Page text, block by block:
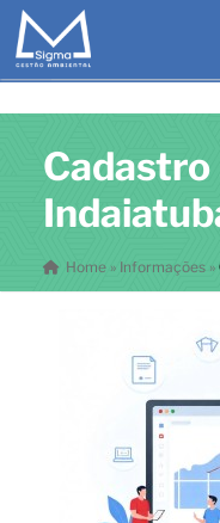
Home» Informações »